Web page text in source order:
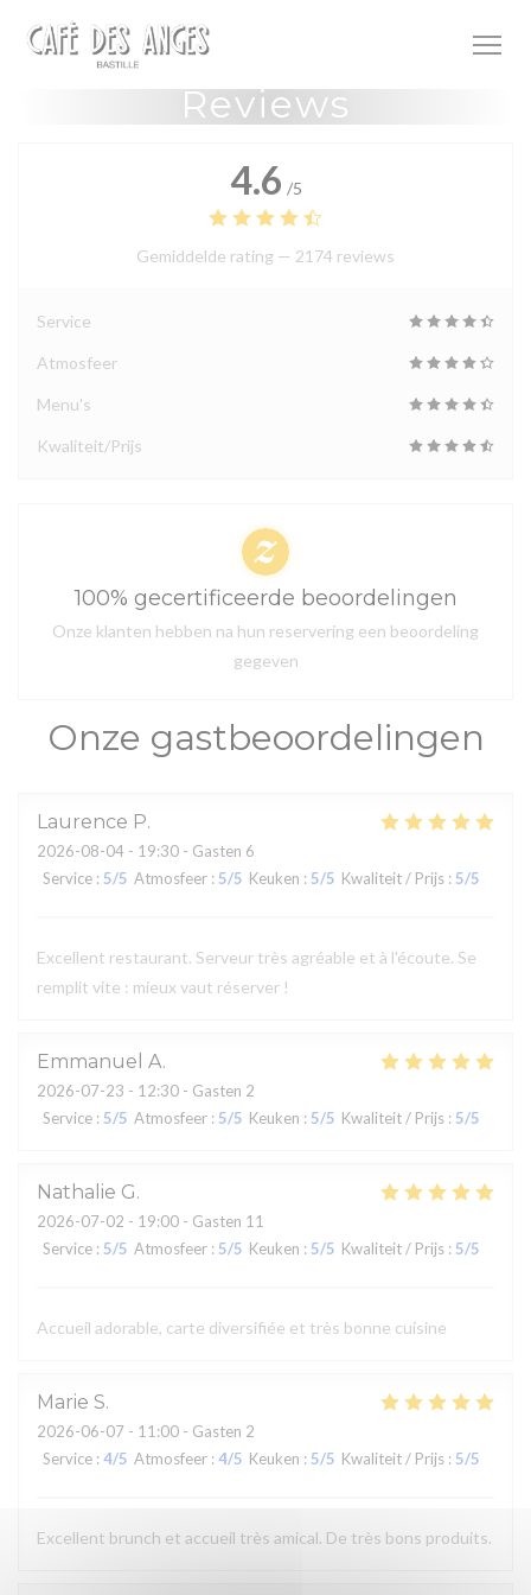
Reviews
Onze gastbeoordelingen
Laurence P
2026-08-04 - 19:30 - Gasten 6
Service : 5/5 Atmosfeer : 5/5 Keuken : 5/5 Kwaliteit / Prijs : 5/5
Excellent restaurant. Serveur très agréable et à l'écoute. Se
remplit vite : mieux vaut réserver !
Emmanuel A
2026-07-23 - 12:30 - Gasten 2
Service : 5/5 Atmosfeer : 5/5 Keuken : 5/5 Kwaliteit / Prijs : 5/5
Nathalie G
2026-07-02 - 19:00 - Gasten 11
Service : 5/5 Atmosfeer : 5/5 Keuken : 5/5 Kwaliteit / Prijs : 5/5
Accueil adorable, carte diversifiée et très bonne cuisine
Marie S
2026-06-07 - 11:00 - Gasten 2
Service : 4/5 Atmosfeer : 4/5 Keuken : 5/5 Kwaliteit / Prijs : 5/5
Excellent brunch et accueil très amical. De très bons produits.
4.6 /5
Gemiddelde rating — 2174 reviews
Service
Atmosfeer
Menu's
Kwaliteit/Prijs
100% gecertificeerde beoordelingen
Onze klanten hebben na hun reservering een beoordeling
gegeven